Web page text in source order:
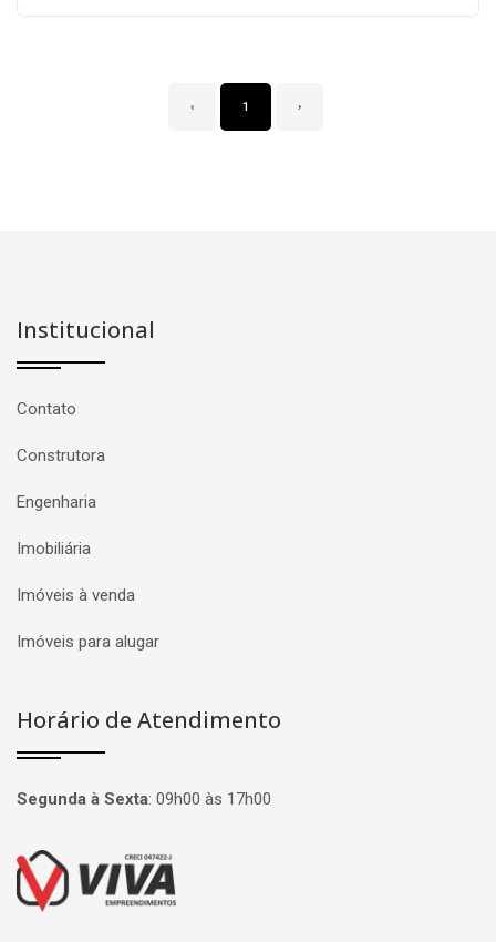
‹ 1 ›
Institucional
Contato
Construtora
Engenharia
Imobiliária
Imóveis à venda
Imóveis para alugar
Horário de Atendimento
Segunda à Sexta: 09h00 às 17h00
Página inicial